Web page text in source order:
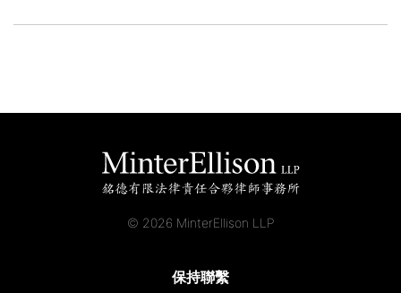
© 2026 MinterEllison LLP
保持聯繫